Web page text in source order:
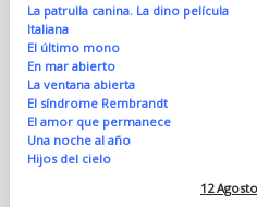
La patrulla canina. La dino película
Italiana
El último mono
En mar abierto
La ventana abierta
El síndrome Rembrandt
El amor que permanece
Una noche al año
Hijos del cielo
12